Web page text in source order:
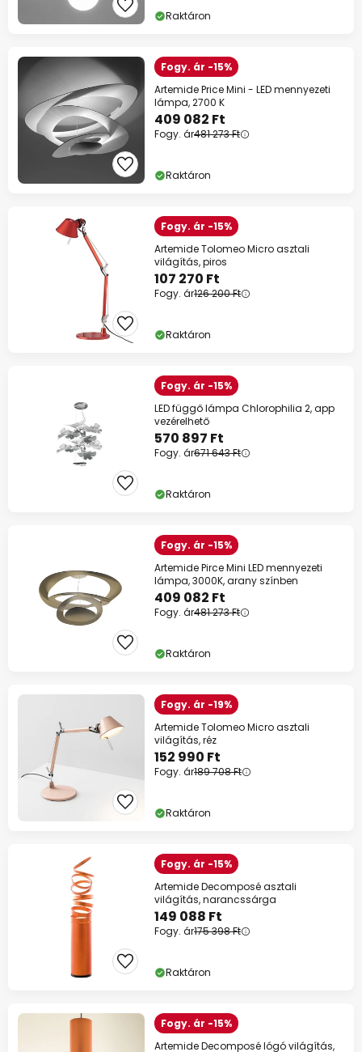
Raktáron
Fogy. ár -15%
Artemide Price Mini - LED mennyezeti
lámpa, 2700 K
409 082 Ft
Fogy. ár481 273 Ft
Raktáron
Fogy. ár -15%
Artemide Tolomeo Micro asztali
világítás, piros
107 270 Ft
Fogy. ár126 200 Ft
Raktáron
Fogy. ár -15%
LED függő lámpa Chlorophilia 2, app
vezérelhető
570 897 Ft
Fogy. ár671 643 Ft
Raktáron
Fogy. ár -15%
Artemide Pirce Mini LED mennyezeti
lámpa, 3000K, arany színben
409 082 Ft
Fogy. ár481 273 Ft
Raktáron
Fogy. ár -19%
Artemide Tolomeo Micro asztali
világítás, réz
152 990 Ft
Fogy. ár189 708 Ft
Raktáron
Fogy. ár -15%
Artemide Decomposé asztali
világítás, narancssárga
149 088 Ft
Fogy. ár175 398 Ft
Raktáron
Fogy. ár -15%
Artemide Decomposé lógó világítás,